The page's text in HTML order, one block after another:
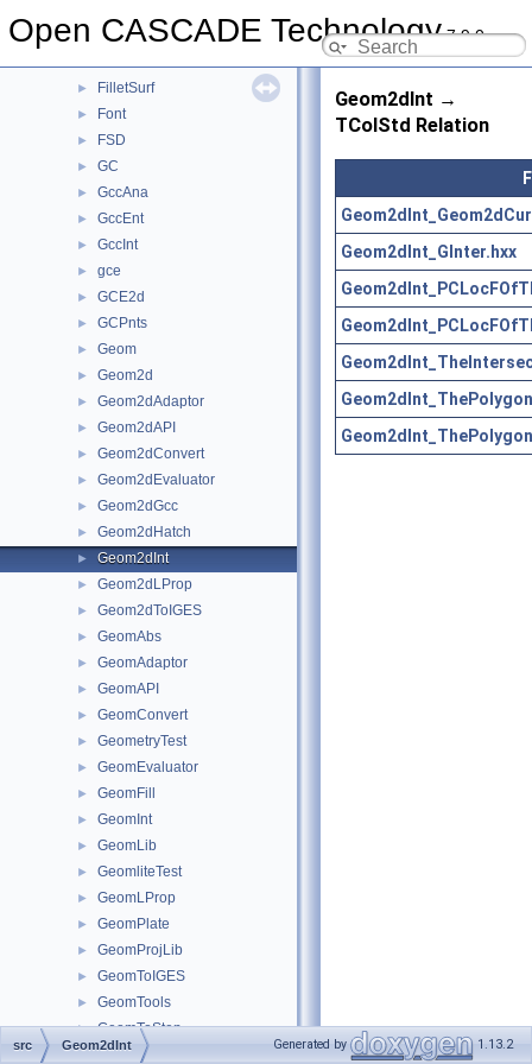
Open CASCADE Technology7.9.0
FairCurve
► FilletSurf
► Font
► FSD
► GC
► GccAna
► GccEnt
► GccInt
► gce
► GCE2d
► GCPnts
► Geom
► Geom2d
► Geom2dAdaptor
► Geom2dAPI
► Geom2dConvert
► Geom2dEvaluator
► Geom2dGcc
► Geom2dHatch
► Geom2dInt
► Geom2dLProp
► Geom2dToIGES
► GeomAbs
► GeomAdaptor
► GeomAPI
► GeomConvert
► GeometryTest
► GeomEvaluator
► GeomFill
► GeomInt
► GeomLib
► GeomliteTest
► GeomLProp
► GeomPlate
► GeomProjLib
► GeomToIGES
► GeomTools
► GeomToStep
► gp
Geom2dInt →
TColStd Relation
Geom2dInt_GInter.hxx
src Geom2dInt Generated by 1.13.2